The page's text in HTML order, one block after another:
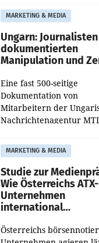
Optimierungsplattform
OtterlyAI. Damit baut die
Agentur ihr
MARKETING & MEDIA
Ungarn: Journalisten
dokumentierten
Manipulation und
Eine fast 500-seitige
Dokumentation von
Mitarbeitern der
Nachrichtenagentur
Manipulation und Zensur
der Agentur während
MARKETING & MEDIA
Studie zur
Wie Österreichs ATX-
Unternehmen
international
Österreichs